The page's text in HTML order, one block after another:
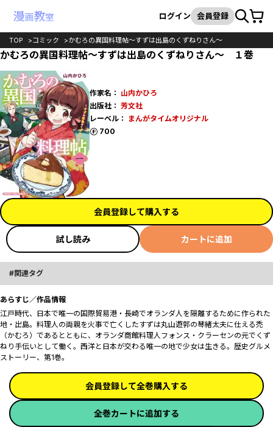
検索
ログイン 会員登録カート
TOP コミック かむろの異国料理帖～すずは出島のくずねりさん～
かむろの異国料理帖～すずは出島のくずねりさん～ １巻
作家名： 山内かひろ
出版社： 芳文社
レーベル：
まんがタイムオリジナル
700
ポイント
会員登録して購入する
試し読み カートに追加
関連タグ
あらすじ／作品情報
江戸時代、日本で唯一の国際貿易港・長崎でオランダ人を隔離するために作られた
地・出島。料理人の両親を火事で亡くしたすずは丸山遊郭の琴緒太夫に仕える禿
（かむろ）であるとともに、オランダ商館料理人フォンス・クラーセンの元でくず
ねり手伝いとして働く。西洋と日本が交わる唯一の地で少女は生きる。歴史グルメ
ストーリー、第1巻。
会員登録して全巻購入する
全巻カートに追加する